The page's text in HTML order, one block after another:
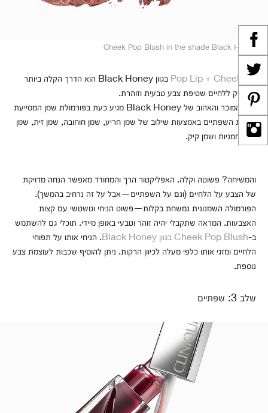
Cheek Pop Blush in the shade Black Honey
Pop Lip + Cheek Oil
בגוון Black Honey הוא הדרך הקלה ביותר
להעניק ללחיים שטיפת צבע טבעית וזוהרת.
הגוון המוכר והאהוב של Black Honey מגיע כעת בפורמולת שמן המסייעת
להזנת השפתיים באמצעות שילוב של שמן חריע, שמן חוחובה, שמן זית, שמן
זרעי חמניות ושמן קיק.
והמשיחה? פשוטה וקלה. האפליקטור הרך והמחודד מאפשר הנחה מדויקת
של הצבע על הלחיים (וגם על השפתיים—אבל על זה נרחיב בהמשך).
הפורמולה השמנונית נמשחת בקלות—פשוט הניחי וטשטשי עם קצות
האצבעות. המראה שתקבלי יהיה זוהר וטבעי באופן מיידי. תוכלי גם להשתמש
ב-Cheek Pop Blush בגוון Black Honey
. הניחי אותו על תפוחי
הלחיים ומזגי אותו כלפי מעלה לכיוון הרקות. ניתן להוסיף שכבות לעוצמת צבע
נוספת.
שלב 3: שפתיים